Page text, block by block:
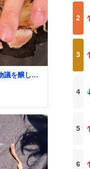
議を醸して
う
2
3
4
5
6